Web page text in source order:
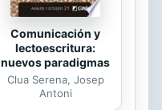
Comunicación y
lectoescritura:
nuevos paradigmas
Clua Serena, Josep
Antoni